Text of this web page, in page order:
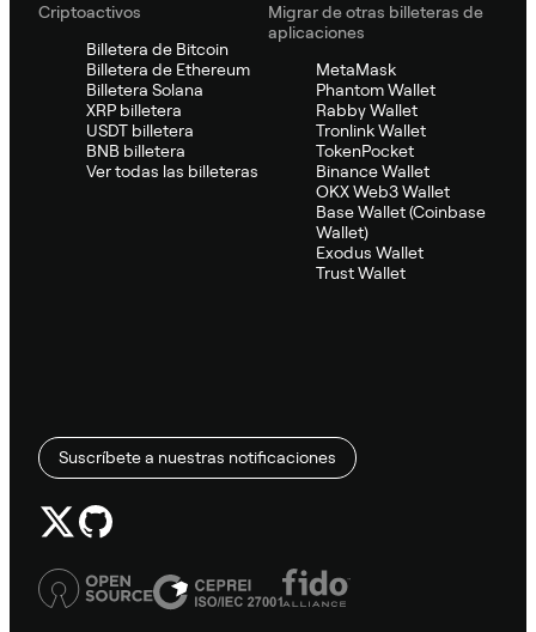
Criptoactivos
Billetera de Bitcoin
Billetera de Ethereum
Billetera Solana
XRP billetera
USDT billetera
BNB billetera
Ver todas las billeteras
Migrar de otras billeteras de
aplicaciones
MetaMask
Phantom Wallet
Rabby Wallet
Tronlink Wallet
TokenPocket
Binance Wallet
OKX Web3 Wallet
Base Wallet (Coinbase
Wallet)
Exodus Wallet
Trust Wallet
Suscríbete a nuestras notificaciones